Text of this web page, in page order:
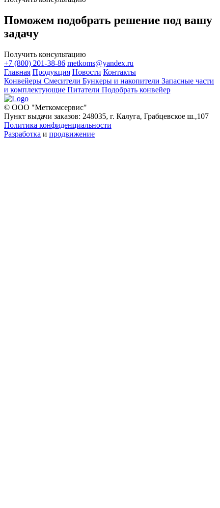
Поможем подобрать решение под вашу
задачу
Получить консультацию
+7 (800) 201-38-86 metkoms@yandex.ru
Главная Продукция Новости Контакты
Конвейеры Смесители Бункеры и накопители Запасные части
и комплектующие Питатели Подобрать конвейер
© ООО "Меткомсервис"
Пункт выдачи заказов: 248035, г. Калуга, Грабцевское ш.,107
Политика конфиденциальности
Разработка и продвижение